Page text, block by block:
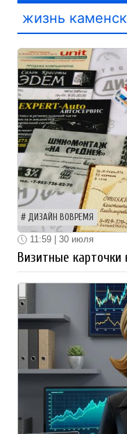
жизнь
ДИЗАЙН ВОВРЕМЯ
11:59 | 30 июля
Визитные карточки